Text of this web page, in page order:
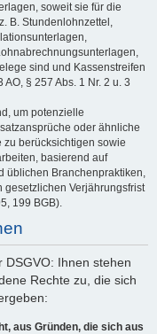
soweit sie für die
B. Stundenlohnzettel,
sind und Kassenstreifen
AO, § 257 Abs. 1 Nr. 2 u. 3
um potenzielle
oder ähnliche
zu berücksichtigen sowie
basierend auf
üblichen Branchenpraktiken,
Verjährungsfrist
199 BGB).
Ihnen stehen
Rechte zu, die sich
aus Gründen, die sich aus